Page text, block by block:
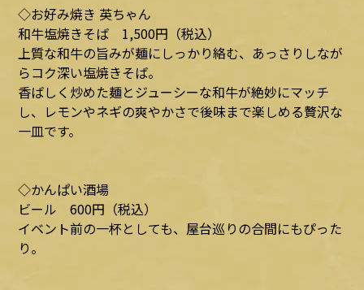
◇お好み焼き 英ちゃん
和牛塩焼きそば 1,500円（税込）
上質な和牛の旨みが麺にしっかり絡む、あっさりしなが
らコク深い塩焼きそば。
香ばしく炒めた麺とジューシーな和牛が絶妙にマッチ
し、レモンやネギの爽やかさで後味まで楽しめる贅沢な
一皿です。
◇かんぱい酒場
ビール 600円（税込）
イベント前の一杯としても、屋台巡りの合間にもぴった
り。